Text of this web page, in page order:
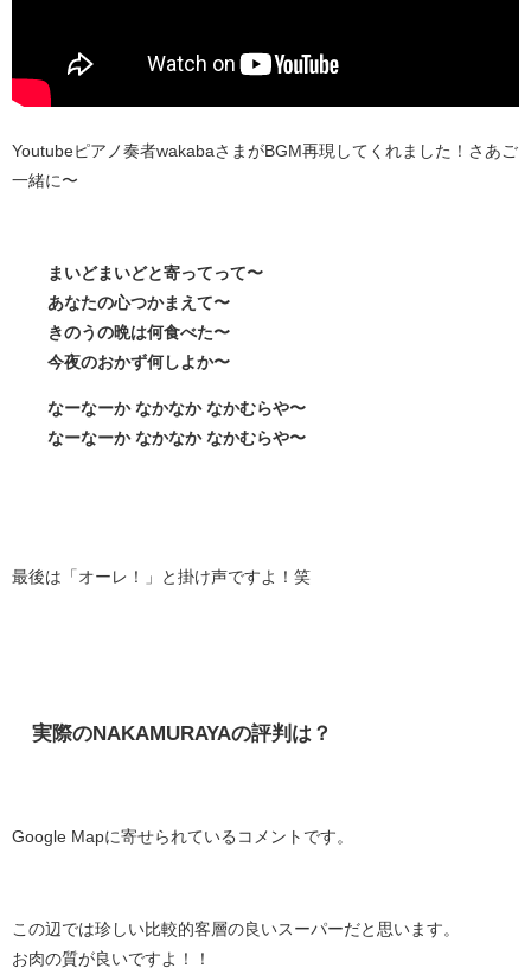
Youtubeピアノ奏者wakabaさまがBGM再現してくれました！さあご
一緒に〜
まいどまいどと寄ってって〜
あなたの心つかまえて〜
きのうの晩は何食べた〜
今夜のおかず何しよか〜
なーなーか なかなか なかむらや〜
なーなーか なかなか なかむらや〜
最後は「オーレ！」と掛け声ですよ！笑
実際のNAKAMURAYAの評判は？
Google Mapに寄せられているコメントです。
この辺では珍しい比較的客層の良いスーパーだと思います。
お肉の質が良いですよ！！